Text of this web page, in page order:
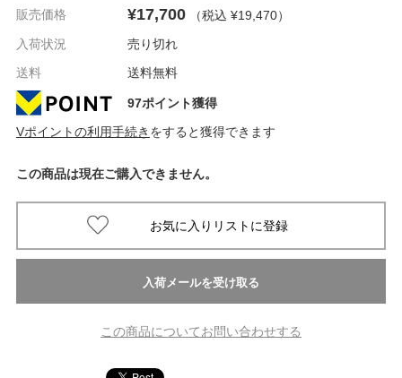
販売価格 ¥17,700 （税込 ¥19,470）
入荷状況
売り切れ
送料
送料無料
97ポイント獲得
Vポイントの利用手続き をすると獲得できます
この商品は現在ご購入できません。
この商品についてお問い合わせする